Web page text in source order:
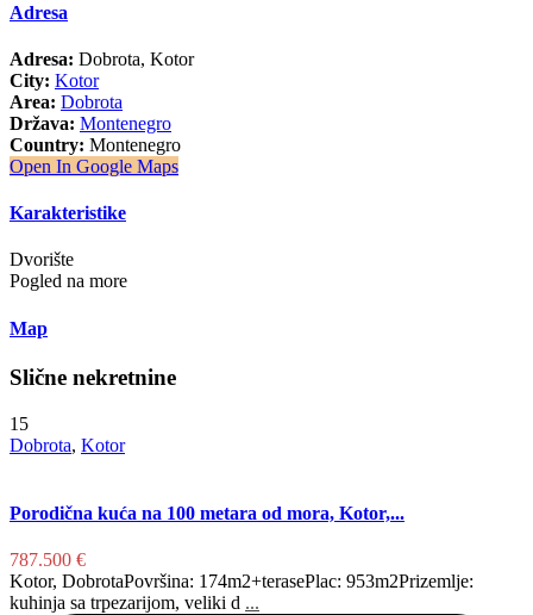
Adresa
Adresa: Dobrota, Kotor
City: Kotor
Area: Dobrota
Država: Montenegro
Country: Montenegro
Open In Google Maps
Karakteristike
Dvorište
Pogled na more
Map
Slične nekretnine
15
Dobrota, Kotor
Porodična kuća na 100 metara od mora, Kotor,...
787.500 €
Kotor, DobrotaPovršina: 174m2+terasePlac: 953m2Prizemlje:
kuhinja sa trpezarijom, veliki d ...